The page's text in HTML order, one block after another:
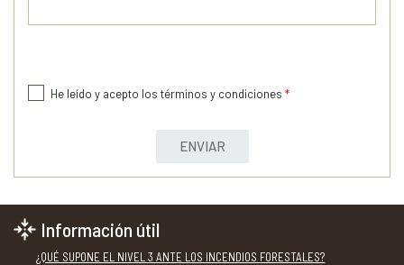
He leído y acepto los términos y condiciones *
ENVIAR
Información útil
¿QUÉ SUPONE EL NIVEL 3 ANTE LOS INCENDIOS FORESTALES?